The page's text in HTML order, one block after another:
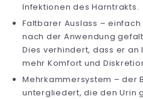
Infektionen des Harntrakts.
Faltbarer Auslass –
nach der Anwendung
Dies verhindert, dass er
mehr Komfort und
Mehrkammersystem – der
untergliedert, die den Urin